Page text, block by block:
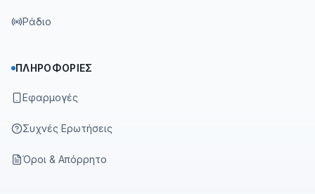
Ράδιο
ΠΛΗΡΟΦΟΡΊΕΣ
Εφαρμογές
Συχνές Ερωτήσεις
Όροι & Απόρρητο